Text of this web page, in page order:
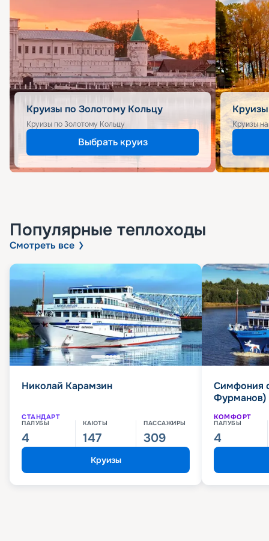
Круизы по Золотому Кольцу
Круизы по Золотому Кольцу
Выбрать круиз
Круизы
Популярные теплоходы
Смотреть все
Николай Карамзин
СТАНДАРТ
ПАЛУБЫ
4
КАЮТЫ
147
ПАССАЖИРЫ
309
Круизы
Симфония
Фурманов)
КОМФОРТ
ПАЛУБЫ
4